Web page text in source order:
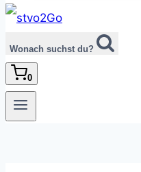
Wonach suchst du?
0